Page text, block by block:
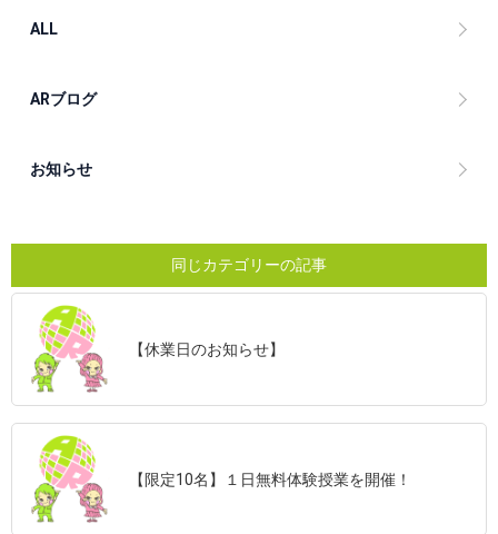
ALL
ARブログ
お知らせ
同じカテゴリーの記事
【休業日のお知らせ】
【限定10名】１日無料体験授業を開催！